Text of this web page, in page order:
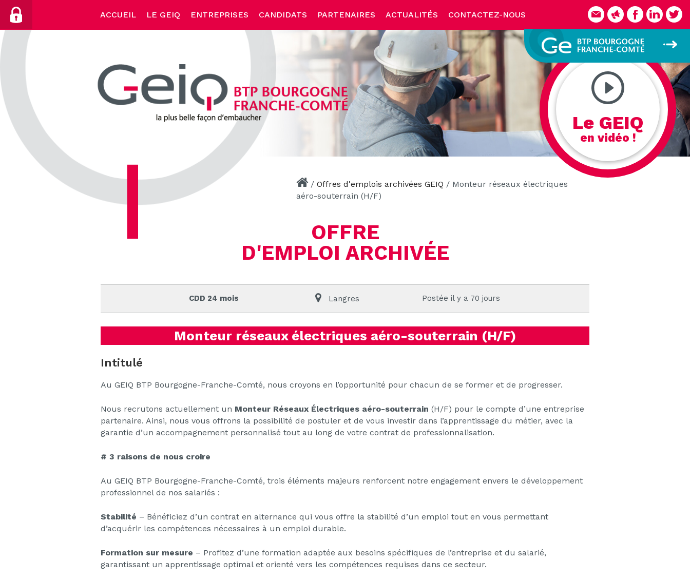
Skip
content
ACCUEIL LE GEIQ ENTREPRISES CANDIDATS PARTENAIRES ACTUALITÉS CONTACTEZ-NOUS
Le GEIQ
en vidéo !
/ Offres d'emplois archivées GEIQ / Monteur réseaux électriques
aéro-souterrain (H/F)
OFFRE
D'EMPLOI ARCHIVÉE
CDD 24 mois Langres Postée il y a 70 jours
Monteur réseaux électriques aéro-souterrain (H/F)
Intitulé
Au GEIQ BTP Bourgogne-Franche-Comté, nous croyons en l’opportunité pour chacun de se former et de progresser.
Nous recrutons actuellement un Monteur Réseaux Électriques aéro-souterrain (H/F) pour le compte d’une entreprise
partenaire. Ainsi, nous vous offrons la possibilité de postuler et de vous investir dans l’apprentissage du métier, avec la
garantie d’un accompagnement personnalisé tout au long de votre contrat de professionnalisation.
# 3 raisons de nous croire
Au GEIQ BTP Bourgogne-Franche-Comté, trois éléments majeurs renforcent notre engagement envers le développement
professionnel de nos salariés :
Stabilité – Bénéficiez d’un contrat en alternance qui vous offre la stabilité d’un emploi tout en vous permettant
d’acquérir les compétences nécessaires à un emploi durable.
Formation sur mesure – Profitez d’une formation adaptée aux besoins spécifiques de l’entreprise et du salarié,
garantissant un apprentissage optimal et orienté vers les compétences requises dans ce secteur.